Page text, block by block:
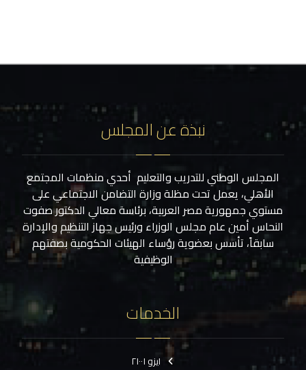
نبذة عن المجلس
المجلس الوطني للتدريب والتعليم أحدي منظمات المجتمع
الأهلي، يعمل تحت مظلة وزارة التضامن الاجتماعي على
مستوي جمهورية مصر العربية، برئاسة معالي الدكتور صفوت
النحاس أمين عام مجلس الوزراء ورئيس جهاز التنظيم والإدارة
سابقاً، تأسس بعضوية رؤساء الهيئات الحكومية بصفتهم
الوظيفية
الخدمات
ايزو ٢١٠٠١